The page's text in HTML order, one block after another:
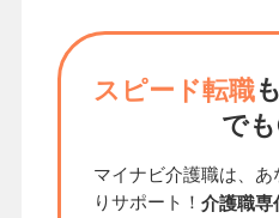
スピード転職
で
マイナビ介護職は、
りサポート！ 介護職専